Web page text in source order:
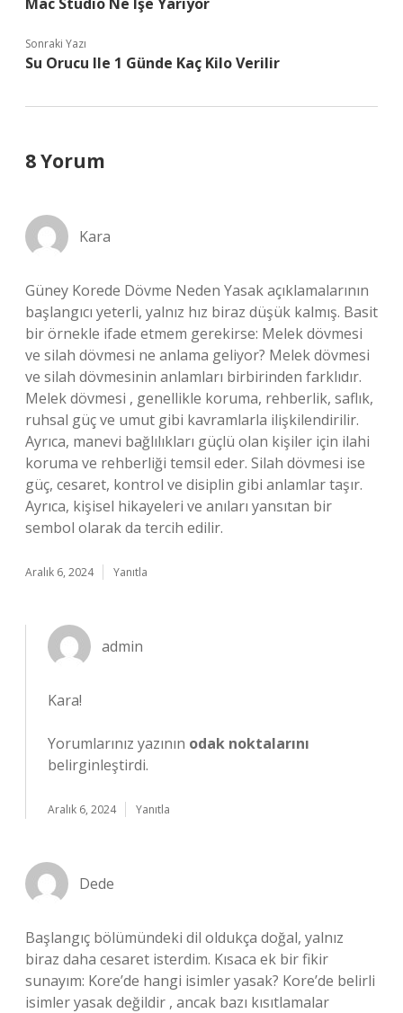
Sonraki Yazı
Su Orucu Ile 1 Günde Kaç Kilo Verilir
8 Yorum
Kara
Güney Korede Dövme Neden Yasak açıklamalarının
başlangıcı yeterli, yalnız hız biraz düşük kalmış. Basit
bir örnekle ifade etmem gerekirse: Melek dövmesi
ve silah dövmesi ne anlama geliyor? Melek dövmesi
ve silah dövmesinin anlamları birbirinden farklıdır.
Melek dövmesi , genellikle koruma, rehberlik, saflık,
ruhsal güç ve umut gibi kavramlarla ilişkilendirilir.
Ayrıca, manevi bağlılıkları güçlü olan kişiler için ilahi
koruma ve rehberliği temsil eder. Silah dövmesi ise
güç, cesaret, kontrol ve disiplin gibi anlamlar taşır.
Ayrıca, kişisel hikayeleri ve anıları yansıtan bir
sembol olarak da tercih edilir.
Aralık 6, 2024 Yanıtla
admin
Kara!
Yorumlarınız yazının odak noktalarını
belirginleştirdi.
Aralık 6, 2024 Yanıtla
Dede
Başlangıç bölümündeki dil oldukça doğal, yalnız
biraz daha cesaret isterdim. Kısaca ek bir fikir
sunayım: Kore’de hangi isimler yasak? Kore’de belirli
isimler yasak değildir , ancak bazı kısıtlamalar